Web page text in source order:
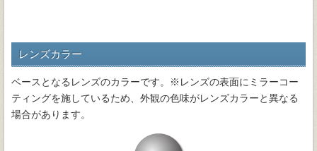
レンズカラー
ベースとなるレンズのカラーです。※レンズの表面にミラーコー
ティングを施しているため、外観の色味がレンズカラーと異なる
場合があります。